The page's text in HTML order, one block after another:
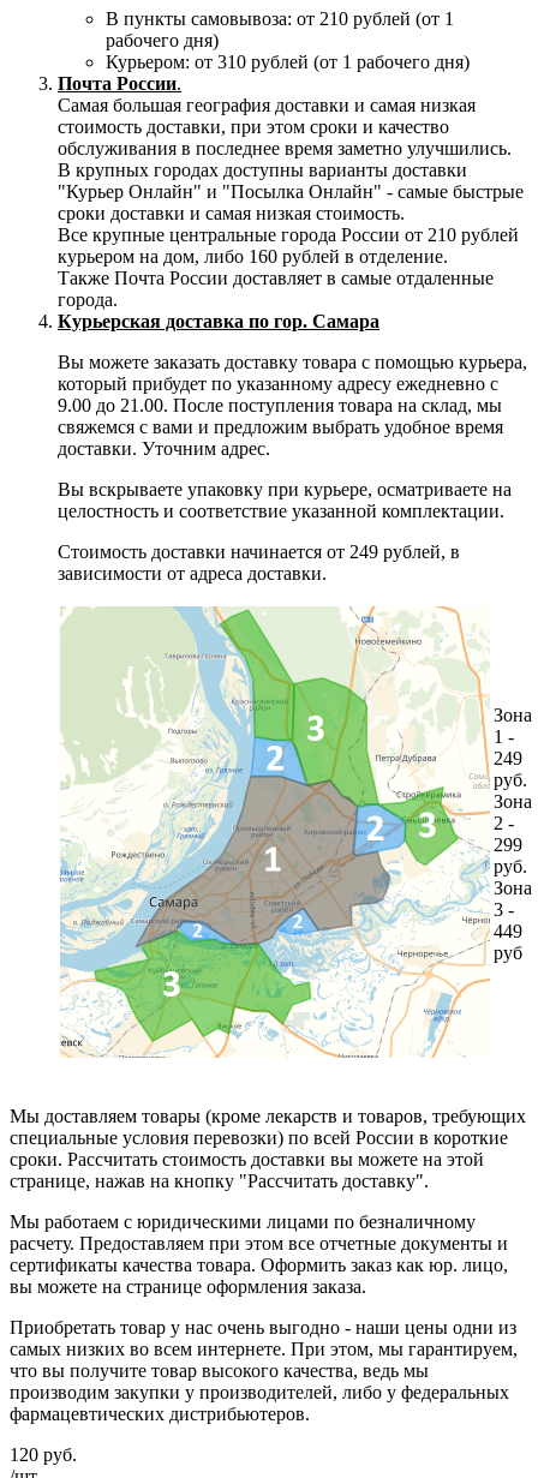
В пункты самовывоза: от 210 рублей (от 1
рабочего дня)
Курьером: от 310 рублей (от 1 рабочего дня)
Почта России.
Самая большая география доставки и самая низкая
стоимость доставки, при этом сроки и качество
обслуживания в последнее время заметно улучшились.
В крупных городах доступны варианты доставки
"Курьер Онлайн" и "Посылка Онлайн" - самые быстрые
сроки доставки и самая низкая стоимость.
Все крупные центральные города России от 210 рублей
курьером на дом, либо 160 рублей в отделение.
Также Почта России доставляет в самые отдаленные
города.
Курьерская доставка по гор. Самара
Вы можете заказать доставку товара с помощью курьера,
который прибудет по указанному адресу ежедневно с
9.00 до 21.00. После поступления товара на склад, мы
свяжемся с вами и предложим выбрать удобное время
доставки. Уточним адрес.
Вы вскрываете упаковку при курьере, осматриваете на
целостность и соответствие указанной комплектации.
Стоимость доставки начинается от 249 рублей, в
зависимости от адреса доставки.
Зона
1 -
249
руб.
Зона
2 -
299
руб.
Зона
3 -
449
руб
Мы доставляем товары (кроме лекарств и товаров, требующих
специальные условия перевозки) по всей России в короткие
сроки. Рассчитать стоимость доставки вы можете на этой
странице, нажав на кнопку "Рассчитать доставку".
Мы работаем с юридическими лицами по безналичному
расчету. Предоставляем при этом все отчетные документы и
сертификаты качества товара. Оформить заказ как юр. лицо,
вы можете на странице оформления заказа.
Приобретать товар у нас очень выгодно - наши цены одни из
самых низких во всем интернете. При этом, мы гарантируем,
что вы получите товар высокого качества, ведь мы
производим закупки у производителей, либо у федеральных
фармацевтических дистрибьютеров.
120 руб.